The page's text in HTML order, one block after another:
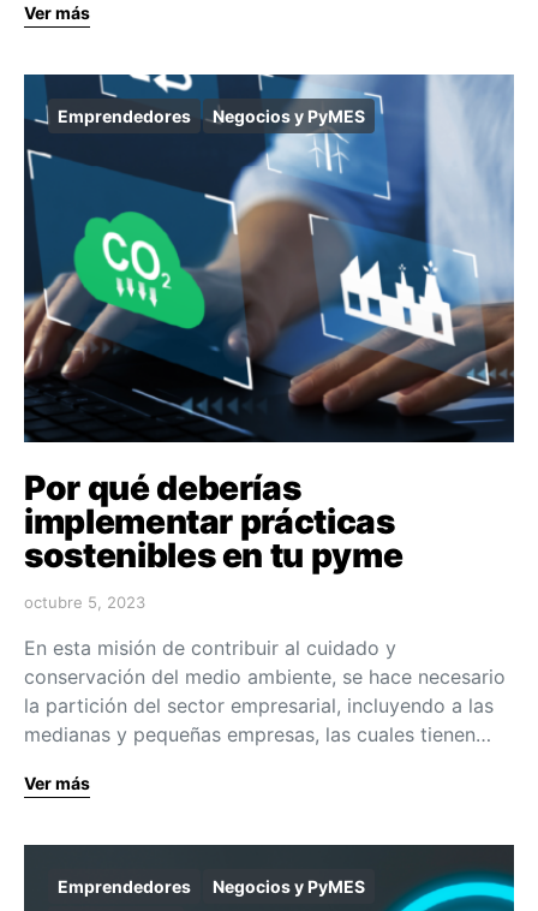
Ver más
Emprendedores Negocios y PyMES
Por qué deberías
implementar prácticas
sostenibles en tu pyme
octubre 5, 2023
En esta misión de contribuir al cuidado y
conservación del medio ambiente, se hace necesario
la partición del sector empresarial, incluyendo a las
medianas y pequeñas empresas, las cuales tienen…
Ver más
Emprendedores
Negocios y PyMES